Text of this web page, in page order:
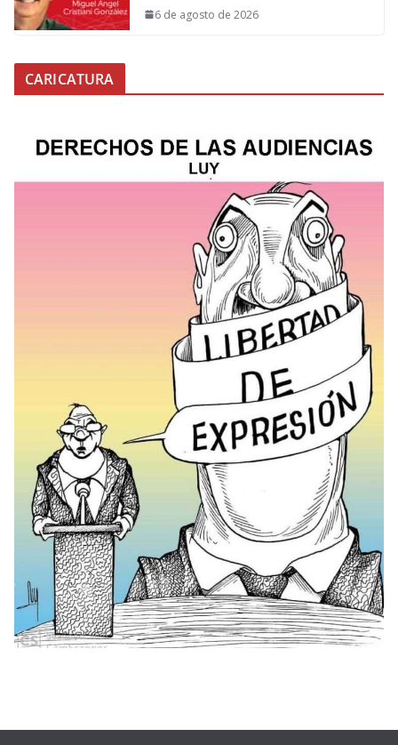
6 de agosto de 2026
CARICATURA